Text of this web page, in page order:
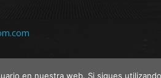
en nuestra web. Si sigues